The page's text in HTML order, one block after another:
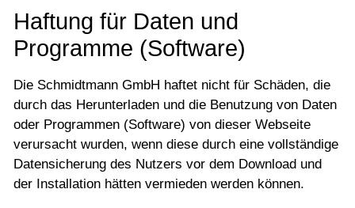
Haftung für Daten und
Programme (Software)
Die Schmidtmann GmbH haftet nicht für Schäden, die
durch das Herunterladen und die Benutzung von Daten
oder Programmen (Software) von dieser Webseite
verursacht wurden, wenn diese durch eine vollständige
Datensicherung des Nutzers vor dem Download und
der Installation hätten vermieden werden können.